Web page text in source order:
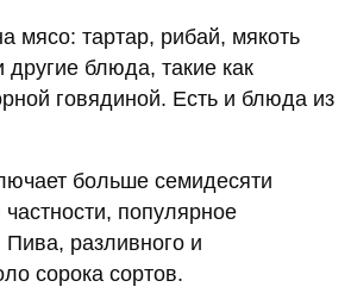
мясо: тартар, рибай, мякоть
другие блюда, такие как
говядиной. Есть и блюда из
больше семидесяти
популярное
разливного и
сорока сортов.